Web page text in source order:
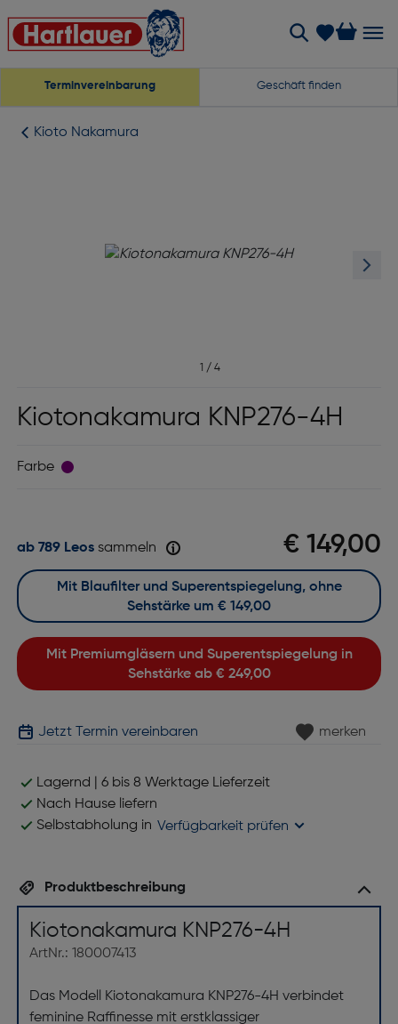
Terminvereinbarung Geschäft finden
Kioto Nakamura
1 / 4
Kiotonakamura KNP276-4H
Farbe
€ 149,00
ab 789 Leossammeln
Mit Premiumgläsern und Superentspiegelung in
Sehstärke ab € 249,00
Mit Blaufilter und Superentspiegelung, ohne
Sehstärke um € 149,00
Jetzt Termin vereinbaren merken
Lagernd | 6 bis 8 Werktage Lieferzeit
Nach Hause liefern
Selbstabholung in Verfügbarkeit prüfen
Produktbeschreibung
Kiotonakamura KNP276-4H
ArtNr.: 180007413
Das Modell Kiotonakamura KNP276-4H verbindet
feminine Raffinesse mit erstklassiger